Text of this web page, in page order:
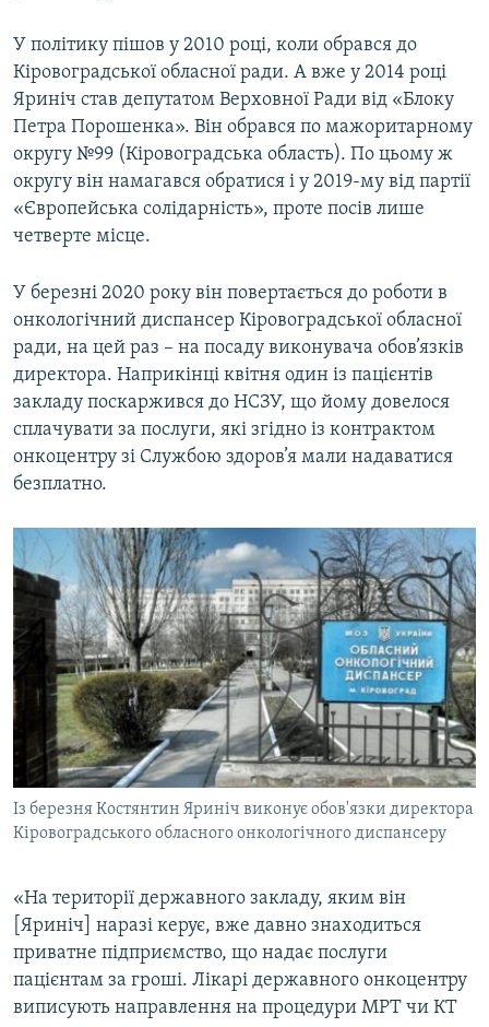
У політику пішов у 2010 році, коли обрався до
Кіровоградської обласної ради. А вже у 2014 році
Яриніч став депутатом Верховної Ради від «Блоку
Петра Порошенка». Він обрався по мажоритарному
округу №99 (Кіровоградська область). По цьому ж
округу він намагався обратися і у 2019-му від партії
«Європейська солідарність», проте посів лише
четверте місце.
У березні 2020 року він повертається до роботи в
онкологічний диспансер Кіровоградської обласної
ради, на цей раз – на посаду виконувача обов’язків
директора. Наприкінці квітня один із пацієнтів
закладу поскаржився до НСЗУ, що йому довелося
сплачувати за послуги, які згідно із контрактом
онкоцентру зі Службою здоров’я мали надаватися
безплатно.
Із березня Костянтин Яриніч виконує обов'язки директора
Кіровоградського обласного онкологічного диспансеру
«На території державного закладу, яким він
[Яриніч] наразі керує, вже давно знаходиться
приватне підприємство, що надає послуги
пацієнтам за гроші. Лікарі державного онкоцентру
виписують направлення на процедури МРТ чи КТ